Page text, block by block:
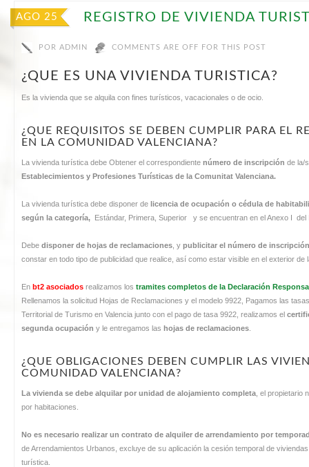
AGO 25 REGISTRO DE VIVIENDA
POR ADMIN COMMENTS ARE OFF FOR THIS POST
¿QUE ES UNA VIVIENDA TURISTICA?
Es la vivienda que se alquila con fines turísticos, vacacionales o de ocio.
¿QUE REQUISITOS SE DEBEN CUMPLIR PARA EL
EN LA COMUNIDAD VALENCIANA?
La vivienda turística debe Obtener el correspondiente número de inscripción de la/
Establecimientos y Profesiones Turísticas de la Comunitat Valenciana.
La vivienda turística debe disponer de licencia de ocupación o cédula de
según la categoría, Estándar, Primera, Superior y se encuentran en el Anexo I del
Debe disponer de hojas de reclamaciones , y publicitar el número de
constar en todo tipo de publicidad que realice, así como estar visible en el exterior de
En bt2 asociados realizamos los tramites completos de la Declaración
Rellenamos la solicitud Hojas de Reclamaciones y el modelo 9922, Pagamos las
Territorial de Turismo en Valencia junto con el pago de tasa 9922, realizamos el
segunda ocupación y le entregamos las hojas de reclamaciones
¿QUE OBLIGACIONES DEBEN CUMPLIR LAS
COMUNIDAD VALENCIANA?
La vivienda se debe alquilar por unidad de alojamiento completa , el propietario
por habitaciones.
No es necesario realizar un contrato de alquiler de arrendamiento por
de Arrendamientos Urbanos, excluye de su aplicación la cesión temporal de
turística.